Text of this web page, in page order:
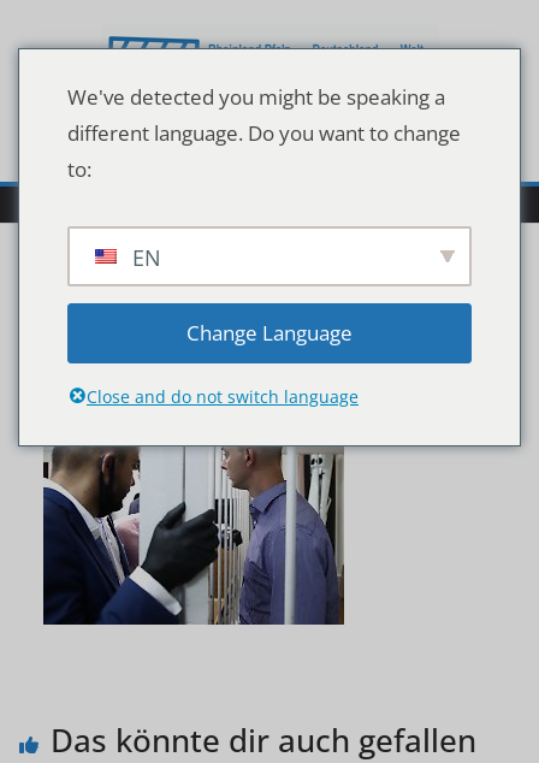
Inhalt
imago0102206813h
Das könnte dir auch gefallen
We've detected you might be speaking a
different language. Do you want to change
to:
EN
Change Language
Close and do not switch language